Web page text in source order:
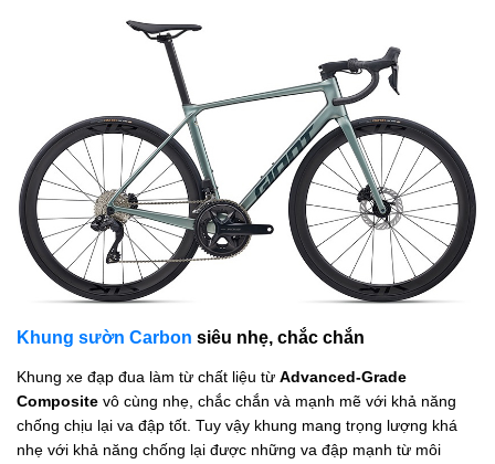
Khung sườn Carbon siêu nhẹ, chắc chắn
Khung xe đạp đua làm từ chất liệu từ Advanced-Grade
Composite vô cùng nhẹ, chắc chắn và mạnh mẽ với khả năng
chống chịu lại va đập tốt. Tuy vậy khung mang trọng lượng khá
nhẹ với khả năng chống lại được những va đập mạnh từ môi